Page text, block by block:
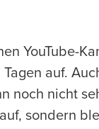
YouTube-
auf.
noch nicht
sondern